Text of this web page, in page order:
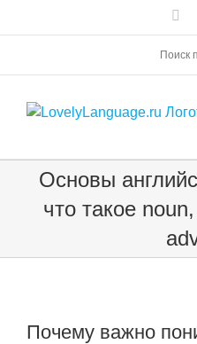
Поиск
Основы
что такое
Почему важно